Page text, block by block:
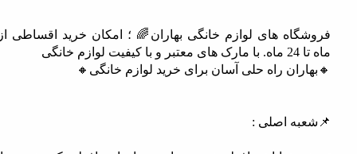
فروشگاه های لوازم خانگی بهاران🌈 ؛ امکان خرید اقساطی از 3
راه حلی آسان برای خرید لوازم خانگی🔸
اصلی :